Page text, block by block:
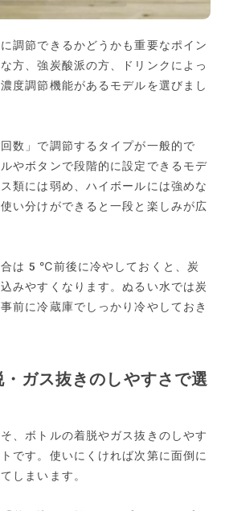
調節できるかどうかも重要なポイン
方、強炭酸派の方、ドリンクによっ
度調節機能があるモデルを選びまし
数」で調節するタイプが一般的で
やボタンで段階的に設定できるモデ
類には弱め、ハイボールには強めな
い分けができると一段と楽しみが広
合は5℃前後に冷やしておくと、炭
みやすくなります。ぬるい水では炭
前に冷蔵庫でしっかり冷やしておき
ガス抜きのしやすさで選
、ボトルの着脱やガス抜きのしやす
です。使いにくければ次第に面倒に
しまいます。